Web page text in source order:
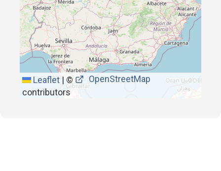
Leaflet | ©
OpenStreetMap
contributors